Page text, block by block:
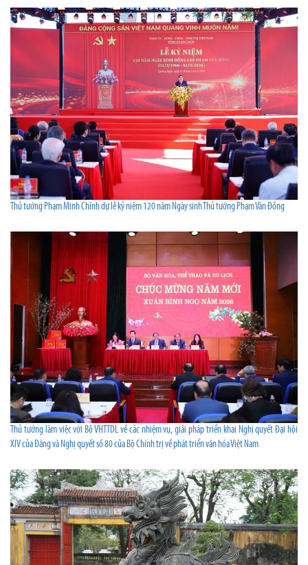
Thủ tướng Phạm Minh Chính dự lễ kỷ niệm 120 năm Ngày sinh Thủ tướng Phạm Văn Đồng
Thủ tướng làm việc với Bộ VHTTDL về các nhiệm vụ, giải pháp triển khai Nghị quyết Đại hội
XIV của Đảng và Nghị quyết số 80 của Bộ Chính trị về phát triển văn hóa Việt Nam